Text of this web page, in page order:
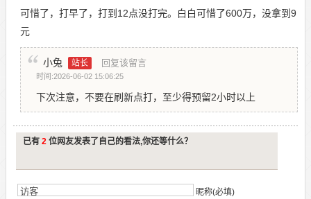
可惜了，打早了，打到12点没打完。白白可惜了600万，没拿到9
元
小兔 站长 回复该留言
时间:2026-06-02 15:06:25
下次注意，不要在刷新点打，至少得预留2小时以上
已有2 位网友发表了自己的看法,你还等什么？
昵称(必填)